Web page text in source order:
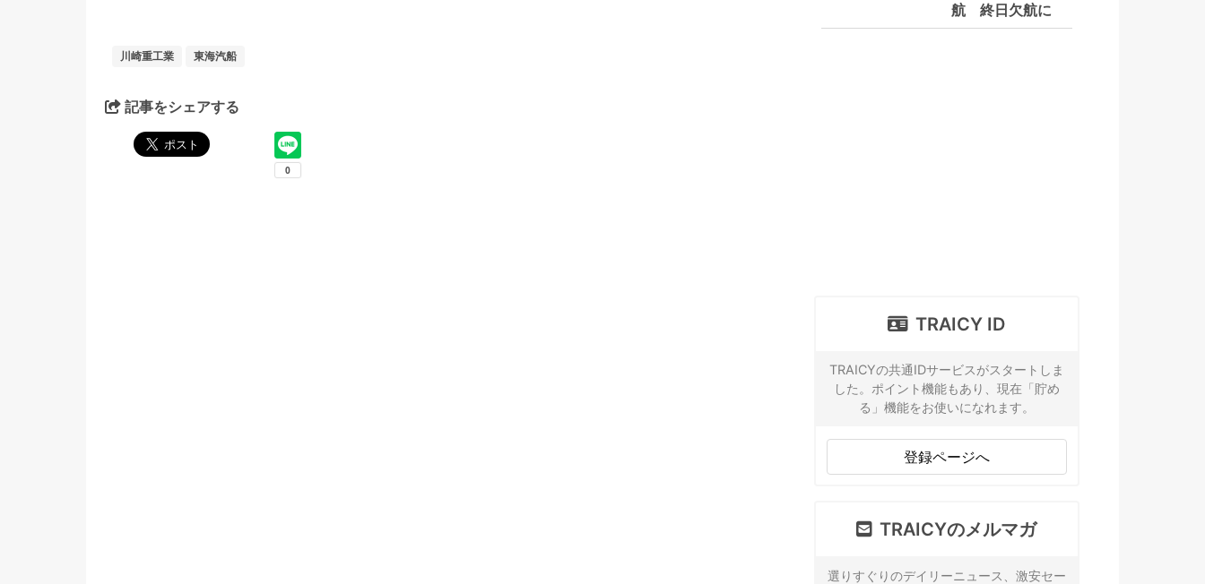
川崎重工業 東海汽船
記事をシェアする
航 終日欠航に
TRAICY ID
TRAICYの共通IDサービスがスタートしま
した。ポイント機能もあり、現在「貯め
る」機能をお使いになれます。
登録ページへ
TRAICYのメルマガ
選りすぐりのデイリーニュース、激安セー